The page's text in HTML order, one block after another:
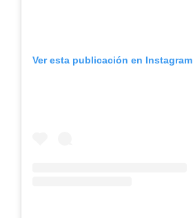
Ver esta publicación en Instagram